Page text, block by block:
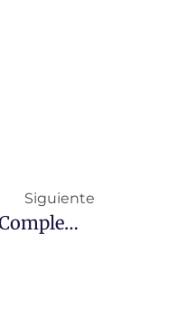
Siguiente
¿Puede La Administración Girar Una Liquidación Complementaria Al Particular Que Está Ejecutando La Autopromoción De Vivienda Habitual Nueva?